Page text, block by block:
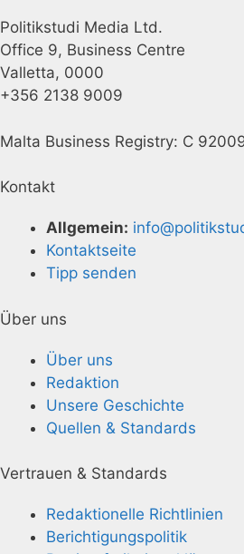
Politikstudi Media Ltd.
Office 9, Business Centre
Valletta, 0000
+356 2138 9009
Malta Business Registry: C
Kontakt
Allgemein:
Kontaktseite
Tipp senden
Über uns
Über uns
Redaktion
Unsere Geschichte
Quellen & Standards
Vertrauen & Standards
Redaktionelle Richtlinien
Berichtigungspolitik